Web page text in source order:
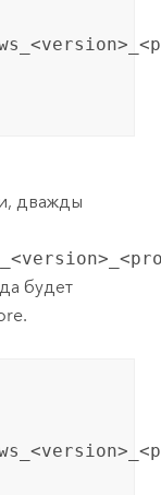
дважды
будет
.